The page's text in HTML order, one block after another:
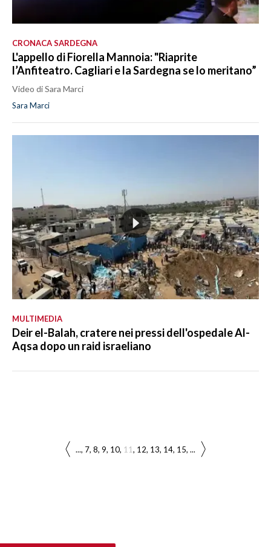
CRONACA SARDEGNA
L'appello di Fiorella Mannoia: "Riaprite
l’Anfiteatro. Cagliari e la Sardegna se lo meritano”
Video di Sara Marci
Sara Marci
MULTIMEDIA
Deir el-Balah, cratere nei pressi dell'ospedale Al-
Aqsa dopo un raid israeliano
... 7 8 9 10 11 12 13 14 15 ...